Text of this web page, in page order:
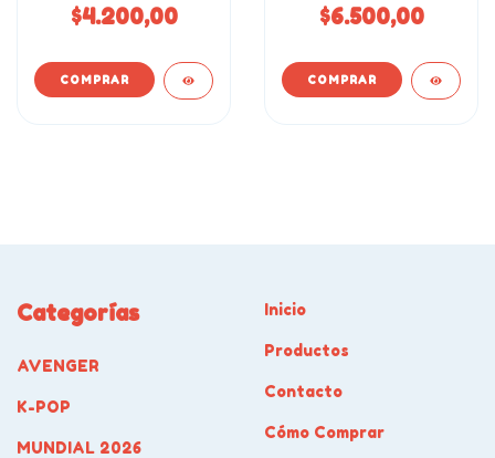
$4.200,00
20PCS
$6.500,00
Categorías
AVENGER
K-POP
MUNDIAL 2026
Inicio
Productos
Contacto
Cómo Comprar